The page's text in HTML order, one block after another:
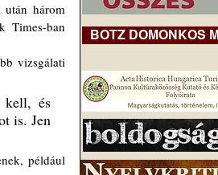
után három
Times-ban
kell, és
is. Jen
BOTZ DOMONKOS